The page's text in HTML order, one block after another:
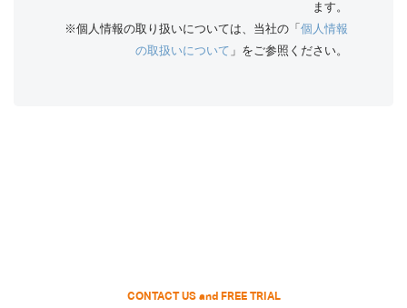
ます。
※個人情報の取り扱いについては、当社の「 個人情報
の取扱いについて 」をご参照ください。
CONTACT US and FREE TRIAL